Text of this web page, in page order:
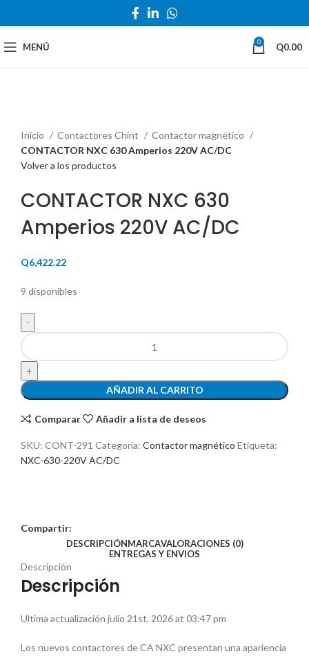
MENÚ 0 Q0.00
Inicio
Contactores Chint
Contactor magnético
CONTACTOR NXC 630 Amperios 220V AC/DC
Volver a los productos
CONTACTOR NXC 630
Amperios 220V AC/DC
Q6,422.22
9 disponibles
AÑADIR AL CARRITO
Comparar Añadir a lista de deseos
SKU: CONT-291 Categoría: Contactor magnético Etiqueta:
NXC-630-220V AC/DC
Compartir:
DESCRIPCIÓNMARCAVALORACIONES (0)
ENTREGAS Y ENVIOS
Descripción
Descripción
Ultima actualización julio 21st, 2026 at 03:47 pm
Los nuevos contactores de CA NXC presentan una apariencia